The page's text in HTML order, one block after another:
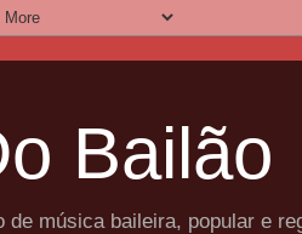
Bailão
de música baileira, popular e